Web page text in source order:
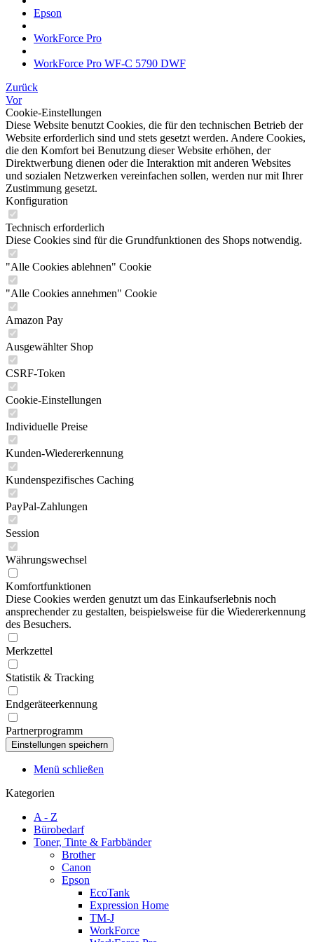
Epson
WorkForce Pro
WorkForce Pro WF-C 5790 DWF
Zurück
Vor
Cookie-Einstellungen
Diese Website benutzt Cookies, die für den technischen Betrieb der
Website erforderlich sind und stets gesetzt werden. Andere Cookies,
die den Komfort bei Benutzung dieser Website erhöhen, der
Direktwerbung dienen oder die Interaktion mit anderen Websites
und sozialen Netzwerken vereinfachen sollen, werden nur mit Ihrer
Zustimmung gesetzt.
Konfiguration
Technisch erforderlich
Diese Cookies sind für die Grundfunktionen des Shops notwendig.
"Alle Cookies ablehnen" Cookie
"Alle Cookies annehmen" Cookie
Amazon Pay
Ausgewählter Shop
CSRF-Token
Cookie-Einstellungen
Individuelle Preise
Kunden-Wiedererkennung
Kundenspezifisches Caching
PayPal-Zahlungen
Session
Währungswechsel
Komfortfunktionen
Diese Cookies werden genutzt um das Einkaufserlebnis noch
ansprechender zu gestalten, beispielsweise für die Wiedererkennung
des Besuchers.
Merkzettel
Statistik & Tracking
Endgeräteerkennung
Partnerprogramm
Menü schließen
Kategorien
A - Z
Bürobedarf
Toner, Tinte & Farbbänder
Brother
Canon
Epson
EcoTank
Expression Home
TM-J
WorkForce